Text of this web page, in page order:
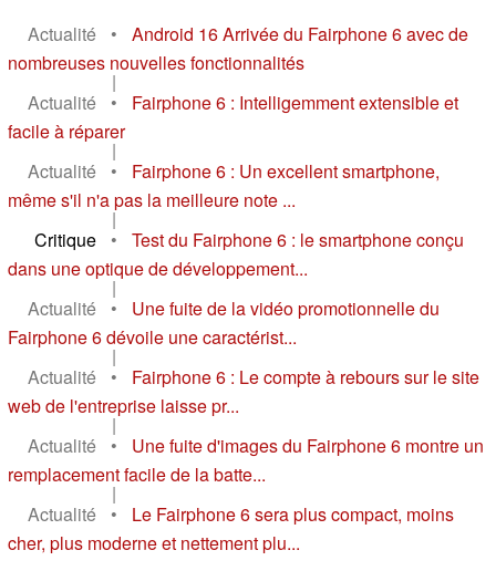
Actualité
•
Android 16 Arrivée du Fairphone 6 avec de
nombreuses nouvelles fonctionnalités
|
Actualité
•
Fairphone 6 : Intelligemment extensible et
facile à réparer
|
Actualité
•
Fairphone 6 : Un excellent smartphone,
même s'il n'a pas la meilleure note ...
|
Critique
•
Test du Fairphone 6 : le smartphone conçu
dans une optique de développement...
|
Actualité
•
Une fuite de la vidéo promotionnelle du
Fairphone 6 dévoile une caractérist...
|
Actualité
•
Fairphone 6 : Le compte à rebours sur le site
web de l'entreprise laisse pr...
|
Actualité
•
Une fuite d'images du Fairphone 6 montre un
remplacement facile de la batte...
|
Actualité
•
Le Fairphone 6 sera plus compact, moins
cher, plus moderne et nettement plu...